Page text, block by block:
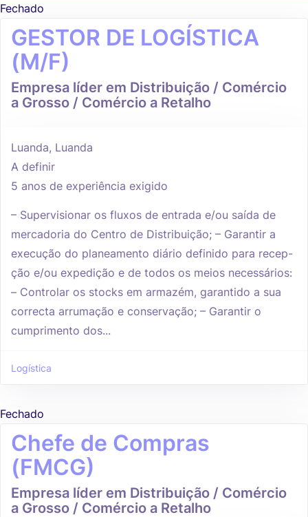
Fechado
GESTOR DE LOGÍSTICA
(M/F)
Empresa líder em Distribuição / Comércio
a Grosso / Comércio a Retalho
Luanda, Luanda
A definir
5 anos de experiência exigido
– Supervisionar os fluxos de entrada e/ou saída de
mercadoria do Centro de Distribuição; – Garantir a
execução do planeamento diário definido para recep-
ção e/ou expedição e de todos os meios necessários:
– Controlar os stocks em armazém, garantido a sua
correcta arrumação e conservação; – Garantir o
cumprimento dos...
Logística
Fechado
Chefe de Compras
(FMCG)
Empresa líder em Distribuição / Comércio
a Grosso / Comércio a Retalho